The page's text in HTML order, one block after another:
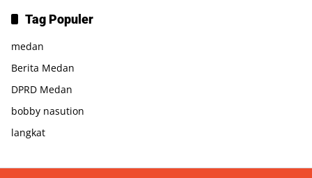
Tag Populer
medan
Berita Medan
DPRD Medan
bobby nasution
langkat